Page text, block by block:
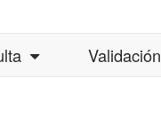
Validación